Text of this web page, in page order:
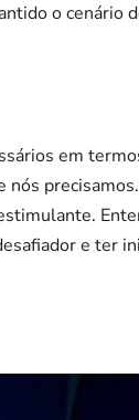
o cenário
em
nós
e ter